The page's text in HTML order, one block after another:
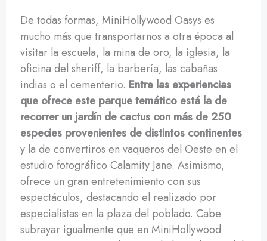
De todas formas, MiniHollywood Oasys es
mucho más que transportarnos a otra época al
visitar la escuela, la mina de oro, la iglesia, la
oficina del sheriff, la barbería, las cabañas
indias o el cementerio. Entre las experiencias
que ofrece este parque temático está la de
recorrer un jardín de cactus con más de 250
especies provenientes de distintos continentes
y la de convertiros en vaqueros del Oeste en el
estudio fotográfico Calamity Jane. Asimismo,
ofrece un gran entretenimiento con sus
espectáculos, destacando el realizado por
especialistas en la plaza del poblado. Cabe
subrayar igualmente que en MiniHollywood